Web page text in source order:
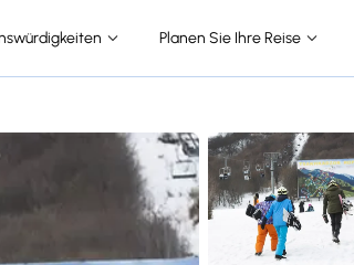
Planen Sie Ihre Reise